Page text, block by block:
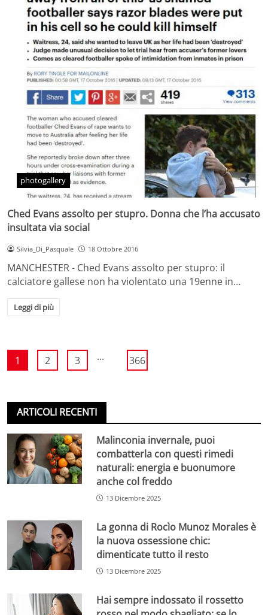
photogallery
Ched Evans assolto per stupro. Donna che l’ha accusato
insultata via social
Silvia_Di_Pasquale 18 Ottobre 2016
MANCHESTER - Ched Evans assolto per stupro: il
calciatore gallese non ha violentato una 19enne in…
Leggi di più
1 2 3 ... 366
ARTICOLI RECENTI
Malinconia invernale, puoi
combatterla con questi rimedi
naturali: energia e buonumore
anche col freddo
13 Dicembre 2025
La gonna di Rocìo Munoz Morales è
la nuova ossessione chic:
dimenticate tutto il resto
13 Dicembre 2025
Hai sempre indossato il rossetto